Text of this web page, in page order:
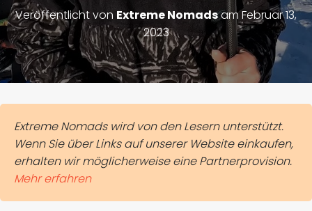
U
M
C
Veröffentlicht von Extreme NomadsamFebruar 13,
2023
Extreme Nomads wird von den Lesern unterstützt.
Wenn Sie über Links auf unserer Website einkaufen,
erhalten wir möglicherweise eine Partnerprovision.
Mehr erfahren